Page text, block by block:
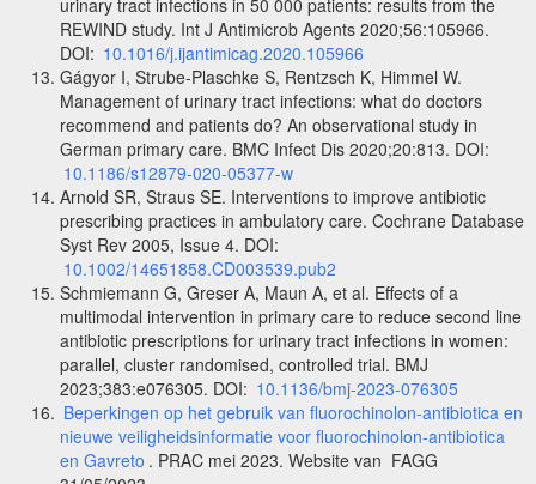
urinary tract infections in 50 000 patients: results from the
REWIND study. Int J Antimicrob Agents 2020;56:105966.
DOI: 10.1016/j.ijantimicag.2020.105966
Gágyor I, Strube-Plaschke S, Rentzsch K, Himmel W.
Management of urinary tract infections: what do doctors
recommend and patients do? An observational study in
German primary care. BMC Infect Dis 2020;20:813. DOI:
10.1186/s12879-020-05377-w
Arnold SR, Straus SE. Interventions to improve antibiotic
prescribing practices in ambulatory care. Cochrane Database
Syst Rev 2005, Issue 4. DOI:
10.1002/14651858.CD003539.pub2
Schmiemann G, Greser A, Maun A, et al. Effects of a
multimodal intervention in primary care to reduce second line
antibiotic prescriptions for urinary tract infections in women:
parallel, cluster randomised, controlled trial. BMJ
2023;383:e076305. DOI: 10.1136/bmj-2023-076305
Beperkingen op het gebruik van fluorochinolon-antibiotica en
nieuwe veiligheidsinformatie voor fluorochinolon-antibiotica
en Gavreto . PRAC mei 2023. Website van FAGG